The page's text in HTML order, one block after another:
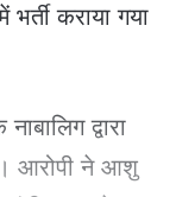
कराया गया
द्वारा
आरोपी ने आशु